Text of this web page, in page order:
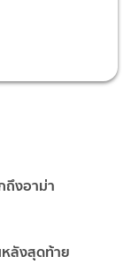
ถึงอาม่า
หลังสุดท้าย